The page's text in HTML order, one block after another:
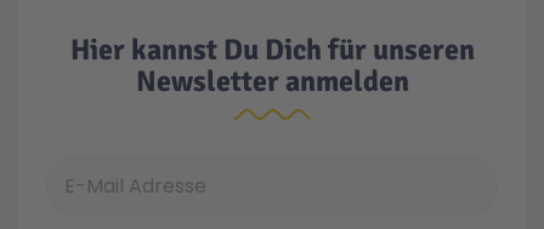
Hier kannst Du Dich für unseren
Newsletter anmelden